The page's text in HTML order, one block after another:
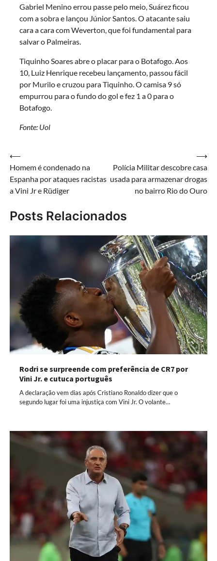
Gabriel Menino errou passe pelo meio, Suárez ficou
com a sobra e lançou Júnior Santos. O atacante saiu
cara a cara com Weverton, que foi fundamental para
salvar o Palmeiras.
Tiquinho Soares abre o placar para o Botafogo. Aos
10, Luiz Henrique recebeu lançamento, passou fácil
por Murilo e cruzou para Tiquinho. O camisa 9 só
empurrou para o fundo do gol e fez 1 a 0 para o
Botafogo.
Fonte: Uol
Navegação
de
Post
⟵
Homem é condenado na
Espanha por ataques racistas
a Vini Jr e Rüdiger
Polícia Militar descobre casa
usada para armazenar drogas
no bairro Rio do Ouro
⟶
Posts Relacionados
Rodri se surpreende com preferência de CR7 por
Vini Jr. e cutuca português
A declaração vem dias após Cristiano Ronaldo dizer que o
segundo lugar foi uma injustiça com Vini Jr. O volante…